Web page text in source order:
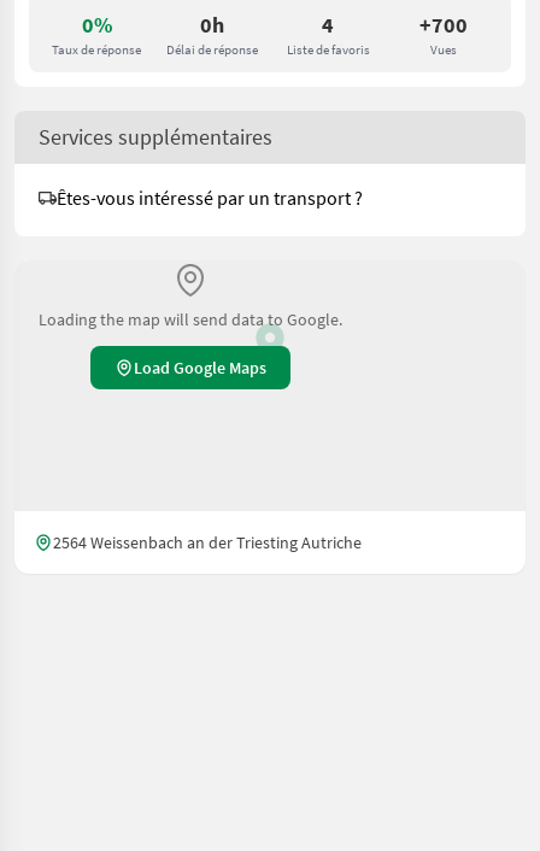
0%
Taux de réponse
0h
Délai de réponse
4
Liste de favoris
+700
Vues
Services supplémentaires
Êtes-vous intéressé par un transport ?
Loading the map will send data to Google.
Load Google Maps
2564 Weissenbach an der Triesting Autriche